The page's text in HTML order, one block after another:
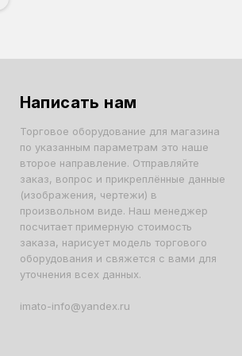
Написать нам
Торговое оборудование для магазина
по указанным параметрам это наше
второе направление. Отправляйте
заказ, вопрос и прикреплённые данные
(изображения, чертежи) в
произвольном виде. Наш менеджер
посчитает примерную стоимость
заказа, нарисует модель торгового
оборудования и свяжется с вами для
уточнения всех данных.
imato-info@yandex.ru